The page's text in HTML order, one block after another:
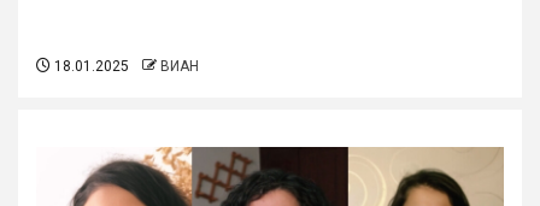
18.01.2025 ВИАН